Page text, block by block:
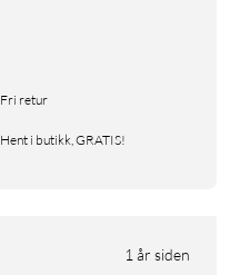
Fri retur
Hent i butikk, GRATIS!
1 år siden